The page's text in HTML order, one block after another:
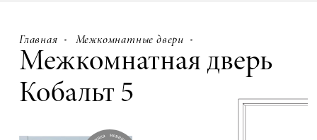
Главная Межкомнатные двери
Межкомнатная дверь
Кобальт 5